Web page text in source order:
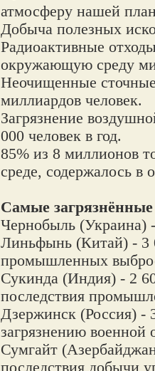
атмосферу нашей
Добыча полезных
Радиоактивные
окружающую среду
Неочищенные
миллиардов человек.
Загрязнение
000 человек в год.
85% из 8 миллионов
среде, содержалось в
Самые
Чернобыль (Украина)
Линьфынь (Китай) - 3
промышленных
Сукинда (Индия) - 2
последствия
Дзержинск (Россия) -
загрязнению военной
Сумгайт
последствия добычи